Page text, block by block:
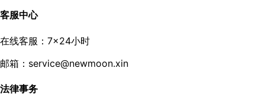
客服中心
在线客服：7×24小时
邮箱：service@newmoon.xin
法律事务